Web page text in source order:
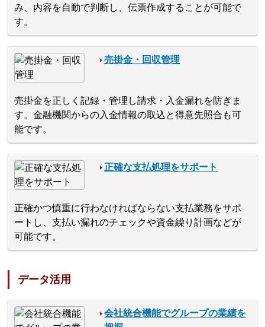
み、内容を自動で判断し、伝票作成することが可能で
す。
売掛金・回収管理
売掛金を正しく記録・管理し請求・入金漏れを防ぎま
す。金融機関からの入金情報の取込と得意先照合も可
能です。
正確な支払処理をサポート
正確かつ慎重に行わなければならない支払業務をサポ
ートし、支払い漏れのチェックや資金繰り計画などが
可能です。
データ活用
会社統合機能でグループの業績を